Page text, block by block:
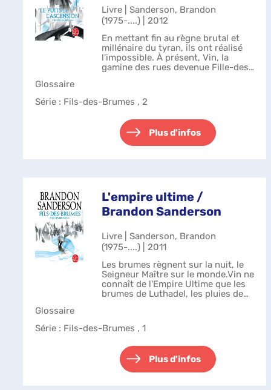
Livre | Sanderson, Brandon
(1975-....) | 2012
En mettant fin au règne brutal et
millénaire du tyran, ils ont réalisé
l'impossible. À présent, Vin, la
gamine des rues devenue Fille-des-
un nouveau gouverneme...
Glossaire
Série : Fils-des-Brumes , 2
Plus d'infos
L'empire ultime /
Brandon Sanderson
Livre | Sanderson, Brandon
(1975-....) | 2011
Les brumes règnent sur la nuit, le
Seigneur Maître sur le monde.Vin ne
connaît de l'Empire Ultime que les
brumes de Luthadel, les pluies de
mille ans, le Seigneur...
Glossaire
Série : Fils-des-Brumes , 1
Plus d'infos